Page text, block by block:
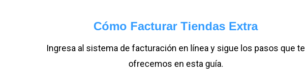
Cómo Facturar Tiendas Extra
Ingresa al sistema de facturación en línea y sigue los pasos que te
ofrecemos en esta guía.